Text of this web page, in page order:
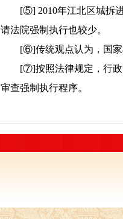
[⑤] 2010年江北区城拆进
请法院强制执行也较少。
[⑥]传统观点认为，国家
[⑦]按照法律规定，行政复
审查强制执行程序。